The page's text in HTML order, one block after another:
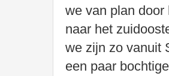
we van plan
naar het
we zijn zo vanuit
een paar